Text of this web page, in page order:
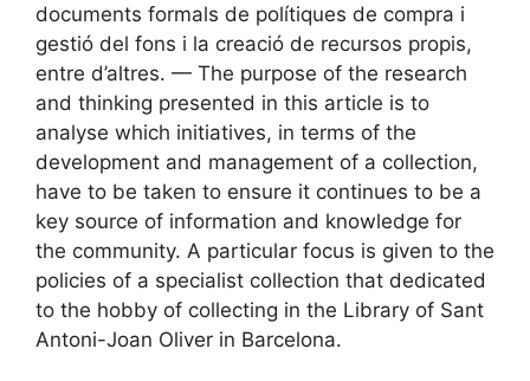
documents formals de polítiques de compra i
gestió del fons i la creació de recursos propis,
entre d’altres. — The purpose of the research
and thinking presented in this article is to
analyse which initiatives, in terms of the
development and management of a collection,
have to be taken to ensure it continues to be a
key source of information and knowledge for
the community. A particular focus is given to the
policies of a specialist collection that dedicated
to the hobby of collecting in the Library of Sant
Antoni-Joan Oliver in Barcelona.